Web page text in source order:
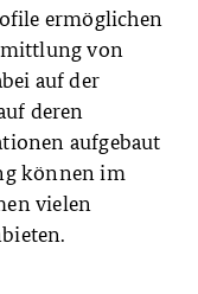
ermöglichen
von
auf der
deren
aufgebaut
können im
vielen